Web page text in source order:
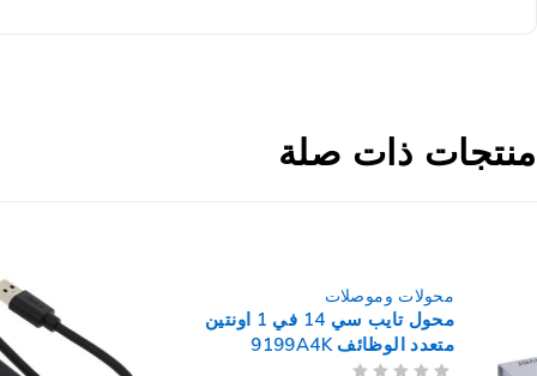
منتجات ذات صلة
محولات وموصلات
محول تايب سي 14 في 1 اونتين
متعدد الوظائف 9199A4K
Docking Station